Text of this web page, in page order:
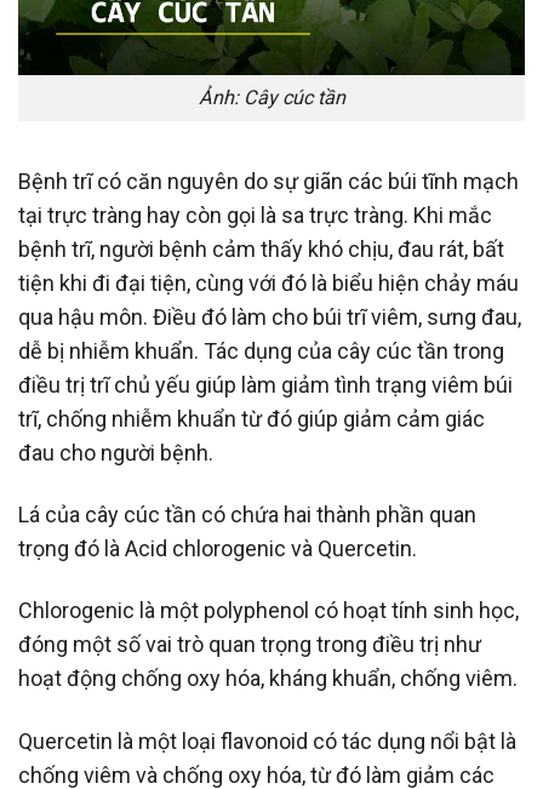
Ảnh: Cây cúc tần
Bệnh trĩ có căn nguyên do sự giãn các búi tĩnh mạch
tại trực tràng hay còn gọi là sa trực tràng. Khi mắc
bệnh trĩ, người bệnh cảm thấy khó chịu, đau rát, bất
tiện khi đi đại tiện, cùng với đó là biểu hiện chảy máu
qua hậu môn. Điều đó làm cho búi trĩ viêm, sưng đau,
dễ bị nhiễm khuẩn. Tác dụng của cây cúc tần trong
điều trị trĩ chủ yếu giúp làm giảm tình trạng viêm búi
trĩ, chống nhiễm khuẩn từ đó giúp giảm cảm giác
đau cho người bệnh.
Lá của cây cúc tần có chứa hai thành phần quan
trọng đó là Acid chlorogenic và Quercetin.
Chlorogenic là một polyphenol có hoạt tính sinh học,
đóng một số vai trò quan trọng trong điều trị như
hoạt động chống oxy hóa, kháng khuẩn, chống viêm.
Quercetin là một loại flavonoid có tác dụng nổi bật là
chống viêm và chống oxy hóa, từ đó làm giảm các